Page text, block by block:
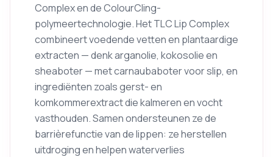
Complex en de ColourCling-
polymeertechnologie. Het TLC Lip Complex
combineert voedende vetten en plantaardige
extracten — denk arganolie, kokosolie en
sheaboter — met carnaubaboter voor slip, en
ingrediënten zoals gerst- en
komkommerextract die kalmeren en vocht
vasthouden. Samen ondersteunen ze de
barrièrefunctie van de lippen: ze herstellen
uitdroging en helpen waterverlies